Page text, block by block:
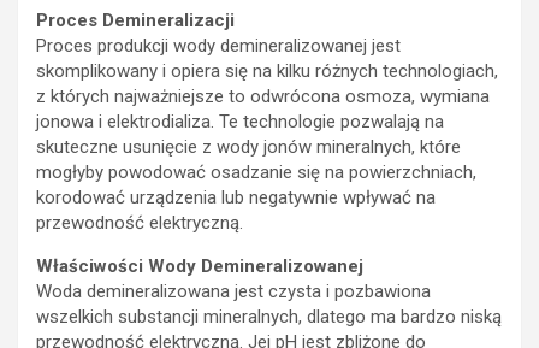
Proces Demineralizacji
Proces produkcji wody demineralizowanej jest
skomplikowany i opiera się na kilku różnych technologiach,
z których najważniejsze to odwrócona osmoza, wymiana
jonowa i elektrodializa. Te technologie pozwalają na
skuteczne usunięcie z wody jonów mineralnych, które
mogłyby powodować osadzanie się na powierzchniach,
korodować urządzenia lub negatywnie wpływać na
przewodność elektryczną.
Właściwości Wody Demineralizowanej
Woda demineralizowana jest czysta i pozbawiona
wszelkich substancji mineralnych, dlatego ma bardzo niską
przewodność elektryczną. Jej pH jest zbliżone do